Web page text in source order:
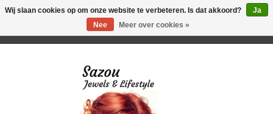
Wij slaan cookies op om onze website te verbeteren. Is dat akkoord?
Ja
Nee
Meer over cookies »